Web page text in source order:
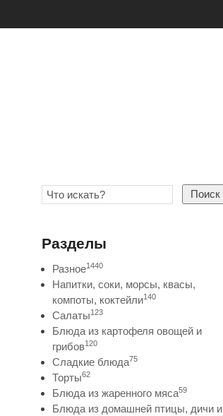
Поиск
Разделы
Разное1440
Напитки, соки, морсы, квасы,
компоты, коктейли140
Салаты123
Блюда из картофеля овощей и
грибов120
Сладкие блюда75
Торты62
Блюда из жаренного мяса59
Блюда из домашней птицы, дичи и